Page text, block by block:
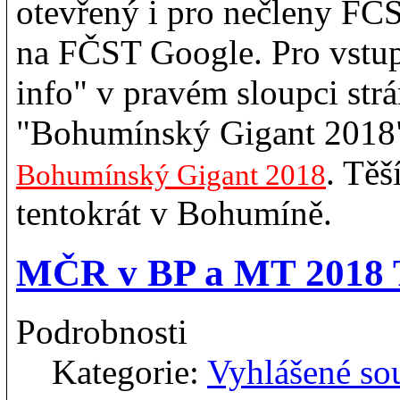
otevřený i pro nečleny
na FČST Google. Pro
info" v pravém sloupci
"Bohumínský Gigant
Bohumínský Gigant 2018.
tentokrát v Bohumíně.
MČR v BP a MT
Podrobnosti
Kategorie: Vyhlášené